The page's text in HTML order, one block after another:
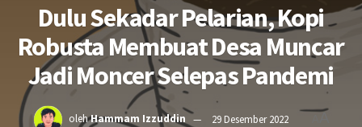
Dulu Sekadar Pelarian, Kopi
Robusta Membuat Desa Muncar
Jadi Moncer Selepas Pandemi
olehHammam Izzuddin 29 Desember 2022 A